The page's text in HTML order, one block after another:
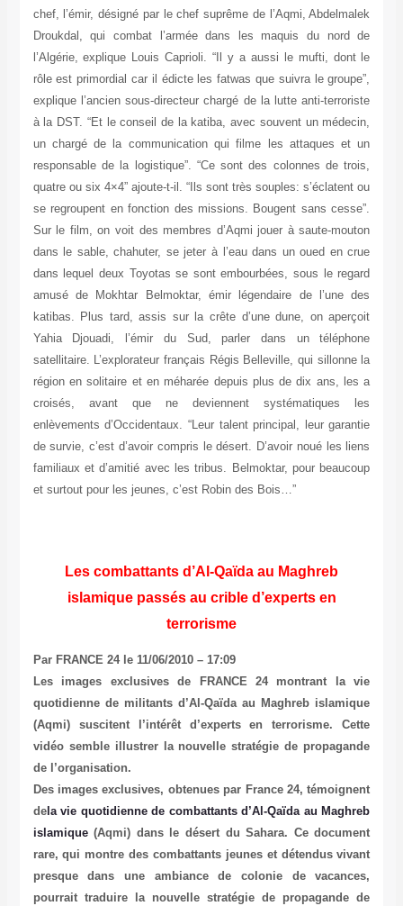
chef, l’émir, désigné par le chef suprême de l’Aqmi, Abdelmalek
Droukdal, qui combat l’armée dans les maquis du nord de
l’Algérie, explique Louis Caprioli. “Il y a aussi le mufti, dont le
rôle est primordial car il édicte les fatwas que suivra le groupe”,
explique l’ancien sous-directeur chargé de la lutte anti-terroriste
à la DST. “Et le conseil de la katiba, avec souvent un médecin,
un chargé de la communication qui filme les attaques et un
responsable de la logistique”. “Ce sont des colonnes de trois,
quatre ou six 4×4” ajoute-t-il. “Ils sont très souples: s’éclatent ou
se regroupent en fonction des missions. Bougent sans cesse”.
Sur le film, on voit des membres d’Aqmi jouer à saute-mouton
dans le sable, chahuter, se jeter à l’eau dans un oued en crue
dans lequel deux Toyotas se sont embourbées, sous le regard
amusé de Mokhtar Belmoktar, émir légendaire de l’une des
katibas. Plus tard, assis sur la crête d’une dune, on aperçoit
Yahia Djouadi, l’émir du Sud, parler dans un téléphone
satellitaire. L’explorateur français Régis Belleville, qui sillonne la
région en solitaire et en méharée depuis plus de dix ans, les a
croisés, avant que ne deviennent systématiques les
enlèvements d’Occidentaux. “Leur talent principal, leur garantie
de survie, c’est d’avoir compris le désert. D’avoir noué les liens
familiaux et d’amitié avec les tribus. Belmoktar, pour beaucoup
et surtout pour les jeunes, c’est Robin des Bois…”
Les combattants d’Al-Qaïda au Maghreb
islamique passés au crible d’experts en
terrorisme
Par FRANCE 24 le 11/06/2010 – 17:09
Les images exclusives de FRANCE 24 montrant la vie
quotidienne de militants d’Al-Qaïda au Maghreb islamique
(Aqmi) suscitent l’intérêt d’experts en terrorisme. Cette
vidéo semble illustrer la nouvelle stratégie de propagande
de l’organisation.
Des images exclusives, obtenues par France 24, témoignent
dela vie quotidienne de combattants d’Al-Qaïda au Maghreb
islamique(Aqmi) dans le désert du Sahara. Ce document
rare, qui montre des combattants jeunes et détendus vivant
presque dans une ambiance de colonie de vacances,
pourrait traduire la nouvelle stratégie de propagande de